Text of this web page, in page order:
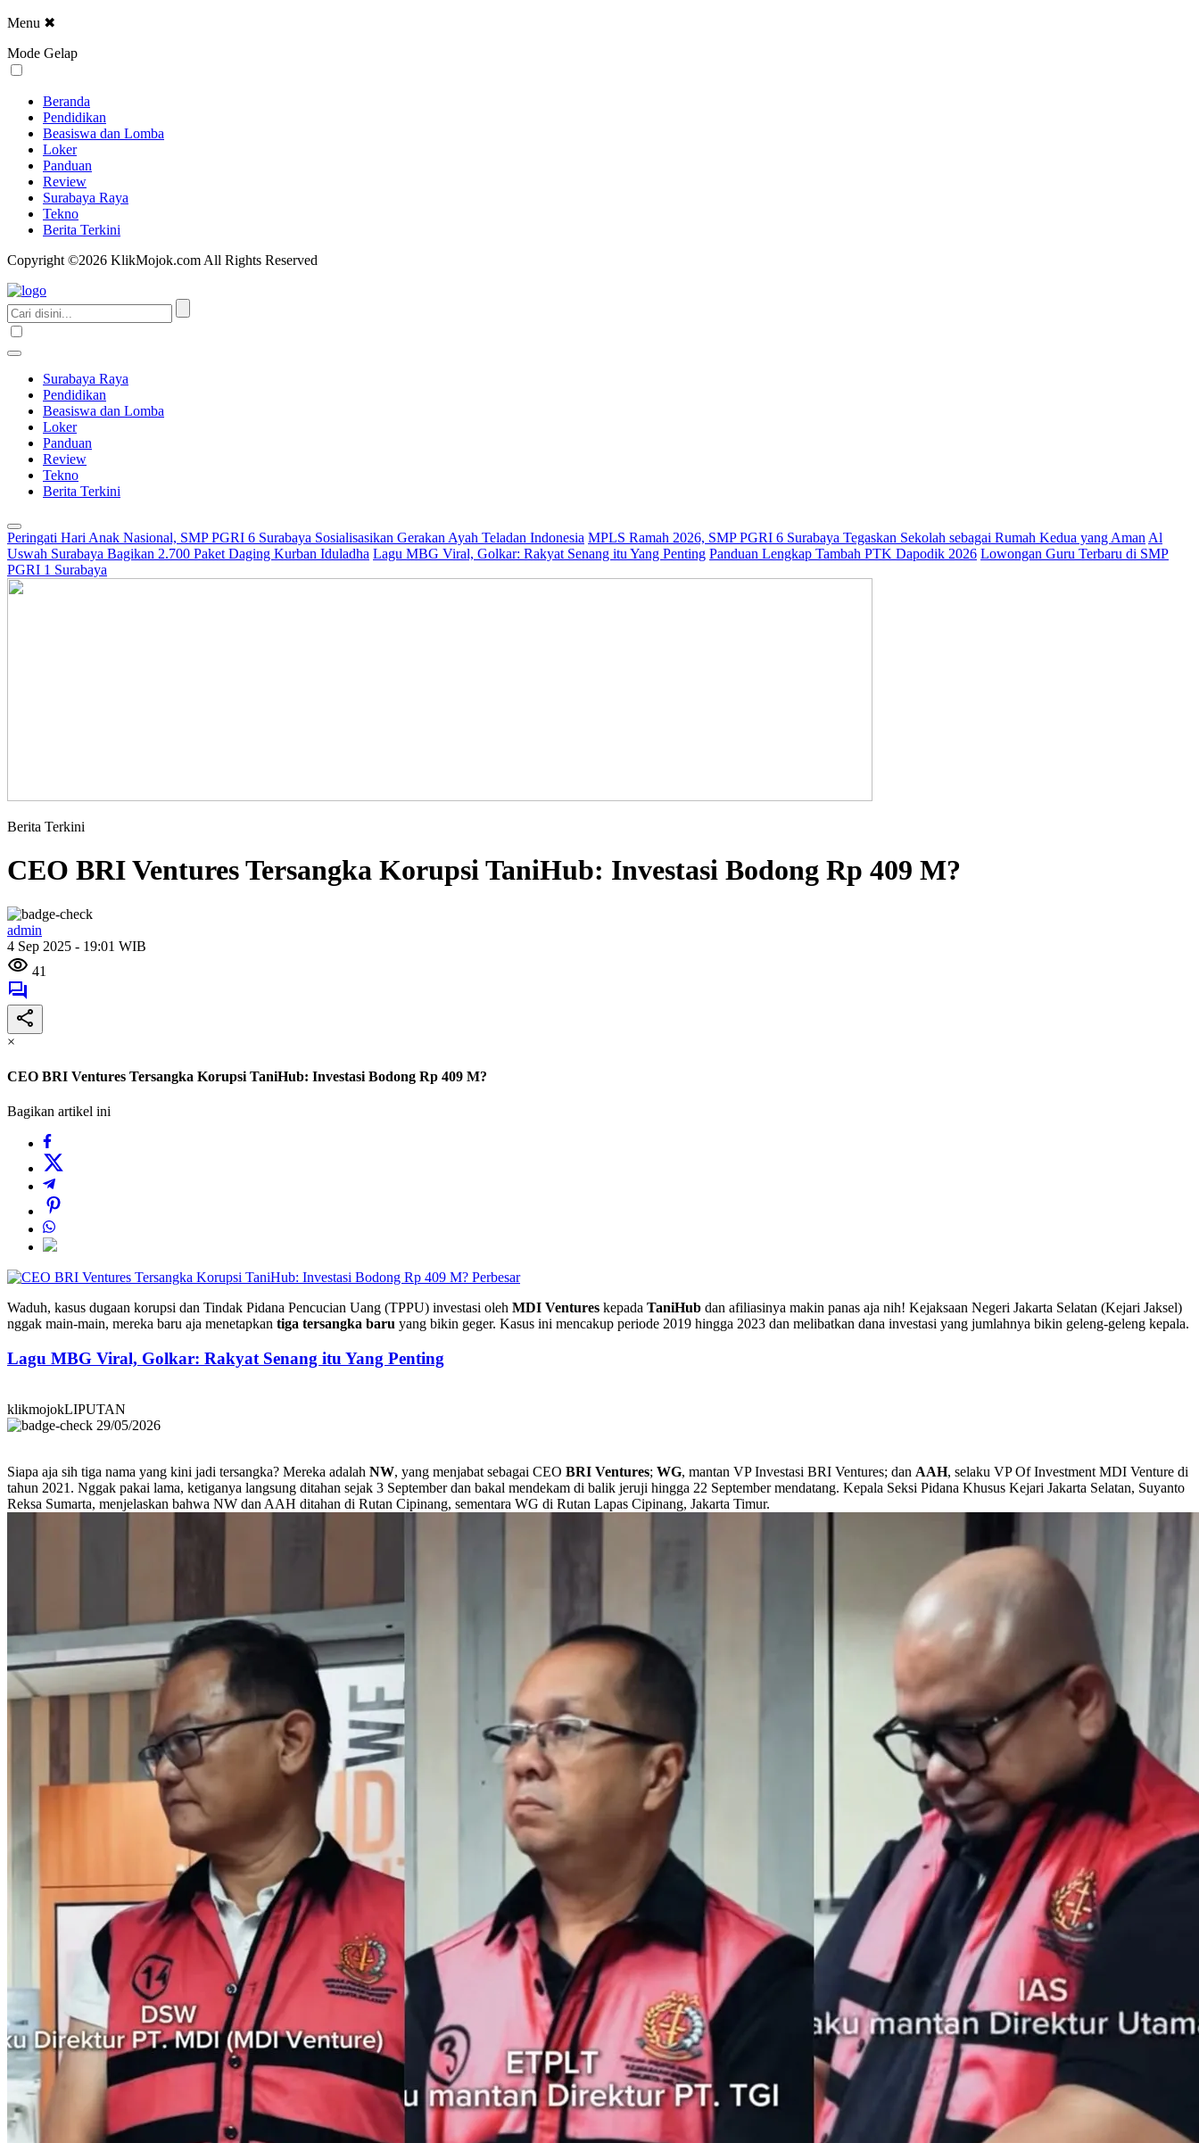
Menu ✖
Mode Gelap
Beranda
Pendidikan
Beasiswa dan Lomba
Loker
Panduan
Review
Surabaya Raya
Tekno
Berita Terkini
Copyright ©2026 KlikMojok.com All Rights Reserved
Surabaya Raya
Pendidikan
Beasiswa dan Lomba
Loker
Panduan
Review
Tekno
Berita Terkini
Peringati Hari Anak Nasional, SMP PGRI 6 Surabaya Sosialisasikan Gerakan Ayah Teladan Indonesia MPLS Ramah 2026, SMP PGRI 6 Surabaya Tegaskan Sekolah sebagai Rumah Kedua yang Aman Al
Uswah Surabaya Bagikan 2.700 Paket Daging Kurban Iduladha Lagu MBG Viral, Golkar: Rakyat Senang itu Yang Penting Panduan Lengkap Tambah PTK Dapodik 2026 Lowongan Guru Terbaru di SMP
PGRI 1 Surabaya
Berita Terkini
CEO BRI Ventures Tersangka Korupsi TaniHub: Investasi Bodong Rp 409 M?
admin
4 Sep 2025 - 19:01 WIB
41
×
CEO BRI Ventures Tersangka Korupsi TaniHub: Investasi Bodong Rp 409 M?
Bagikan artikel ini
Perbesar
Waduh, kasus dugaan korupsi dan Tindak Pidana Pencucian Uang (TPPU) investasi oleh MDI Ventures kepada TaniHub dan afiliasinya makin panas aja nih! Kejaksaan Negeri Jakarta Selatan (Kejari Jaksel)
nggak main-main, mereka baru aja menetapkan tiga tersangka baru yang bikin geger. Kasus ini mencakup periode 2019 hingga 2023 dan melibatkan dana investasi yang jumlahnya bikin geleng-geleng kepala.
Lagu MBG Viral, Golkar: Rakyat Senang itu Yang Penting
klikmojokLIPUTAN
29/05/2026
Siapa aja sih tiga nama yang kini jadi tersangka? Mereka adalah NW, yang menjabat sebagai CEO BRI Ventures; WG, mantan VP Investasi BRI Ventures; dan AAH, selaku VP Of Investment MDI Venture di
tahun 2021. Nggak pakai lama, ketiganya langsung ditahan sejak 3 September dan bakal mendekam di balik jeruji hingga 22 September mendatang. Kepala Seksi Pidana Khusus Kejari Jakarta Selatan, Suyanto
Reksa Sumarta, menjelaskan bahwa NW dan AAH ditahan di Rutan Cipinang, sementara WG di Rutan Lapas Cipinang, Jakarta Timur.